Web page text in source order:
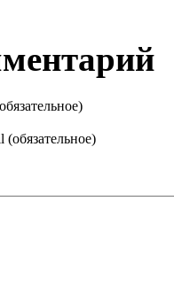
(обязательное)